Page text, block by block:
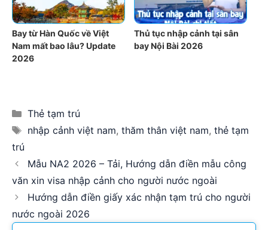
Bay từ Hàn Quốc về Việt
Nam mất bao lâu? Update
2026
Thủ tục nhập cảnh tại sân
bay Nội Bài 2026
Categories
Thẻ tạm trú
Tags
nhập cảnh việt nam, thăm thân việt nam, thẻ tạm
trú
Mẫu NA2 2026 – Tải, Hướng dẫn điền mẫu công
văn xin visa nhập cảnh cho người nước ngoài
Hướng dẫn điền giấy xác nhận tạm trú cho người
nước ngoài 2026